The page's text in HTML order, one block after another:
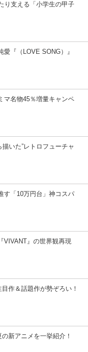
り支える「小学生の甲子
『（LOVE SONG）』
マ名物45％増量キャンペ
いた”レトロフューチャ
す「10万円台」神コスパ
VIVANT』の世界観再現
作＆話題作が勢ぞろい！
の新アニメを一挙紹介！